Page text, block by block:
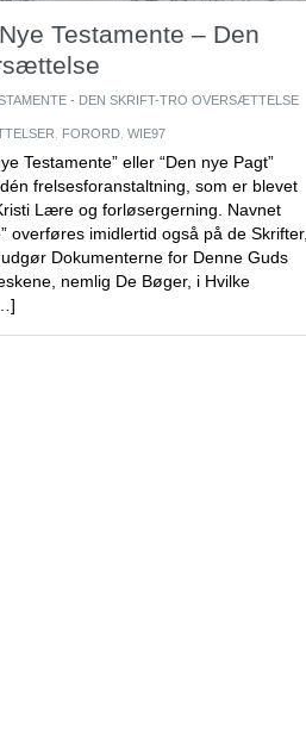
Testamente – Den
- DEN SKRIFT-TRO OVERSÆTTELSE
FORORD, WIE97
Testamente” eller “Den nye Pagt”
frelsesforanstaltning, som er blevet
Lære og forløsergerning. Navnet
overføres imidlertid også på de Skrifter,
Dokumenterne for Denne Guds
nemlig De Bøger, i Hvilke